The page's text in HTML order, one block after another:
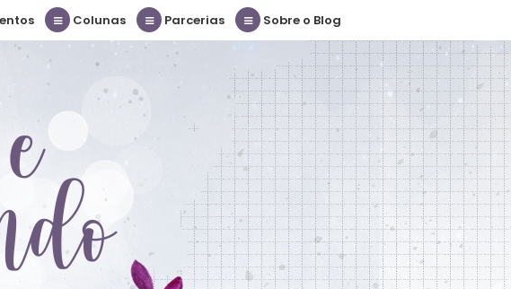
Colunas Parcerias Sobre o Blog